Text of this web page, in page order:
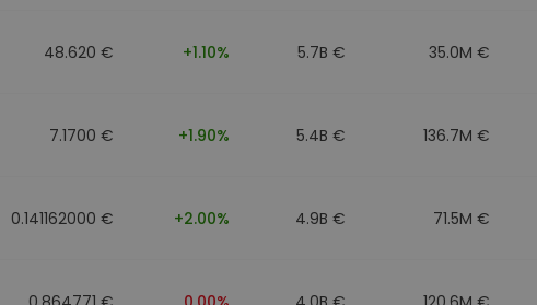
48.620 € +1.10% 5.7B € 35.0M €
7.1700 € +1.90% 5.4B € 136.7M €
0.141162000 € +2.00% 4.9B € 71.5M €